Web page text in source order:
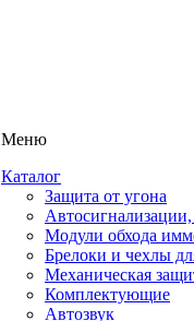
Меню
Каталог
Защита от угона
Модули обхода
Брелоки и чехлы
Механическая
Комплектующие
Автозвук